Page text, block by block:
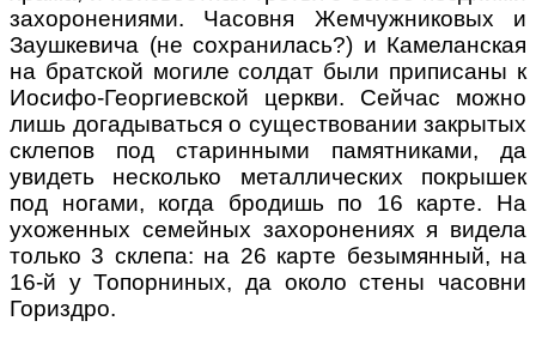
захоронениями. Часовня Жемчужниковых и
Заушкевича (не сохранилась?) и Камеланская
на братской могиле солдат были приписаны к
Иосифо-Георгиевской церкви. Сейчас можно
лишь догадываться о существовании закрытых
склепов под старинными памятниками, да
увидеть несколько металлических покрышек
под ногами, когда бродишь по 16 карте. На
ухоженных семейных захоронениях я видела
только 3 склепа: на 26 карте безымянный, на
16-й у Топорниных, да около стены часовни
Гориздро.